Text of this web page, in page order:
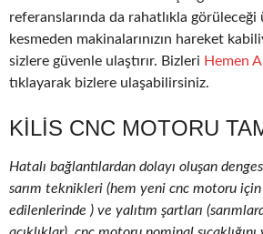
referanslarında da rahatlıkla görüleceği
kesmeden makinalarınızın hareket
sizlere güvenle ulaştırır. Bizleri Hemen
tıklayarak bizlere ulaşabilirsiniz.
KILIS CNC MOTORU
Hatalı bağlantılardan dolayı oluşan
sarım teknikleri (hem yeni cnc motoru için
edilenlerinde ) ve yalıtım şartları